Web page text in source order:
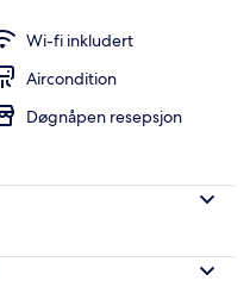
Wi-fi inkludert
Aircondition
Døgnåpen resepsjon